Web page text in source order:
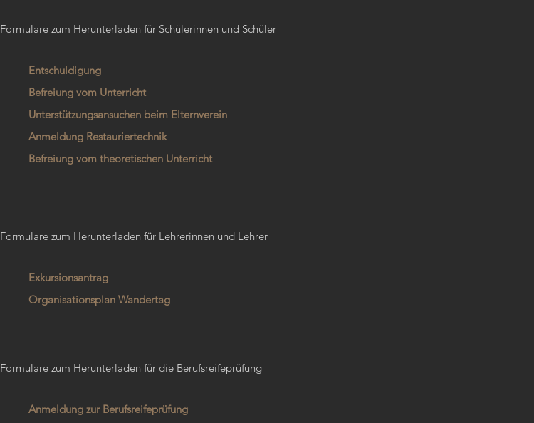
Formulare zum Herunterladen für Schülerinnen und Schüler
Entschuldigung
Befreiung vom Unterricht
Unterstützungsansuchen beim Elternverein
Anmeldung Restauriertechnik
Befreiung vom theoretischen Unterricht
Formulare zum Herunterladen für Lehrerinnen und Lehrer
Exkursionsantrag
Organisationsplan Wandertag
Formulare zum Herunterladen für die Berufsreifeprüfung
Anmeldung zur Berufsreifeprüfung